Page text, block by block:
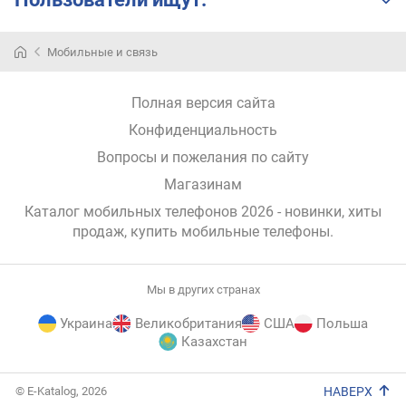
e
e
p
n
)
Мобильные и связь
Полная версия сайта
Конфиденциальность
Вопросы и пожелания по сайту
Магазинам
Каталог мобильных телефонов 2026 - новинки, хиты
продаж, купить мобильные телефоны.
Мы в других странах
Украина Великобритания США
Польша
Казахстан
© E-Katalog, 2026 НАВЕРХ